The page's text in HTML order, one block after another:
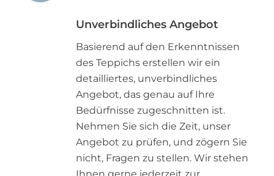
Unverbindliches Angebot
Basierend auf den Erkenntnissen
des Teppichs erstellen wir ein
detailliertes, unverbindliches
Angebot, das genau auf Ihre
Bedürfnisse zugeschnitten ist.
Nehmen Sie sich die Zeit, unser
Angebot zu prüfen, und zögern Sie
nicht, Fragen zu stellen. Wir stehen